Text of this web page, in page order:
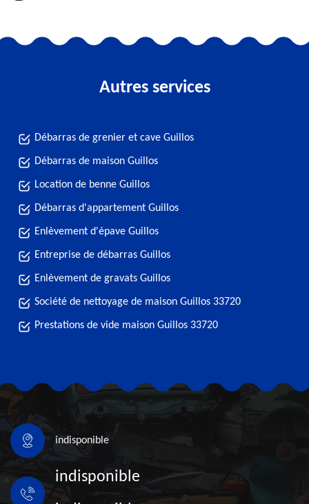
Autres services
Débarras de grenier et cave Guillos
Débarras de maison Guillos
Location de benne Guillos
Débarras d'appartement Guillos
Enlèvement d'épave Guillos
Entreprise de débarras Guillos
Enlèvement de gravats Guillos
Société de nettoyage de maison Guillos 33720
Prestations de vide maison Guillos 33720
indisponible
indisponible